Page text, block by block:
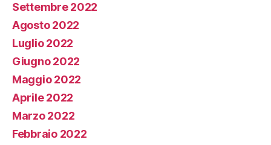
Settembre 2022
Agosto 2022
Luglio 2022
Giugno 2022
Maggio 2022
Aprile 2022
Marzo 2022
Febbraio 2022